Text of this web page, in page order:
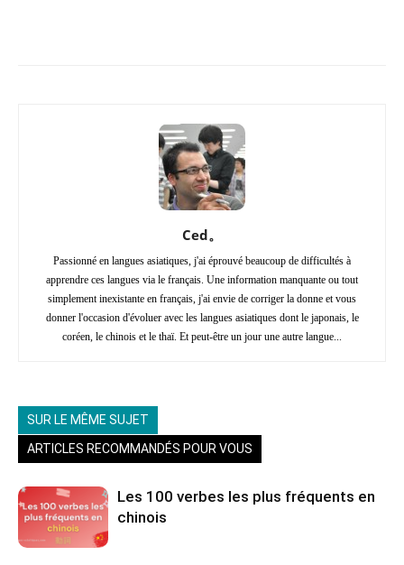
Ced。
Passionné en langues asiatiques, j'ai éprouvé beaucoup de difficultés à
apprendre ces langues via le français. Une information manquante ou tout
simplement inexistante en français, j'ai envie de corriger la donne et vous
donner l'occasion d'évoluer avec les langues asiatiques dont le japonais, le
coréen, le chinois et le thaï. Et peut-être un jour une autre langue...
SUR LE MÊME SUJET
ARTICLES RECOMMANDÉS POUR VOUS
Les 100 verbes les plus fréquents en
chinois